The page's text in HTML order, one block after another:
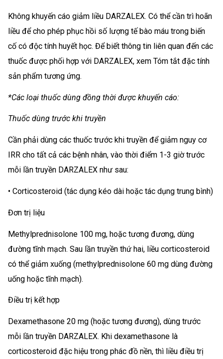
Không khuyến cáo giảm liều DARZALEX. Có thể cần trì hoãn
liều để cho phép phục hồi số lượng tế bào máu trong biến
cố có độc tính huyết học. Để biết thông tin liên quan đến các
thuốc được phối hợp với DARZALEX, xem Tóm tắt đặc tính
sản phẩm tương ứng.
*Các loại thuốc dùng đồng thời được khuyến cáo:
Thuốc dùng trước khi truyền
Cần phải dùng các thuốc trước khi truyền để giảm nguy cơ
IRR cho tất cả các bệnh nhân, vào thời điểm 1-3 giờ trước
mỗi lần truyền DARZALEX như sau:
• Corticosteroid (tác dụng kéo dài hoặc tác dụng trung bình)
Đơn trị liệu
Methylprednisolone 100 mg, hoặc tương đương, dùng
đường tĩnh mạch. Sau lần truyền thứ hai, liều corticosteroid
có thể giảm xuống (methylprednisolone 60 mg dùng đường
uống hoặc tĩnh mạch).
Điều trị kết hợp
Dexamethasone 20 mg (hoặc tương đương), dùng trước
mỗi lần truyền DARZALEX. Khi dexamethasone là
corticosteroid đặc hiệu trong phác đồ nền, thì liều điều trị